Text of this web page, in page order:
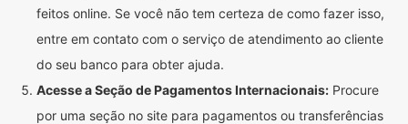
feitos online. Se você não tem certeza de como fazer isso,
entre em contato com o serviço de atendimento ao cliente
do seu banco para obter ajuda.
Acesse a Seção de Pagamentos Internacionais: Procure
por uma seção no site para pagamentos ou transferências